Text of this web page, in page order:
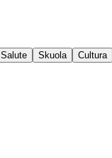
Salute Skuola Cultura